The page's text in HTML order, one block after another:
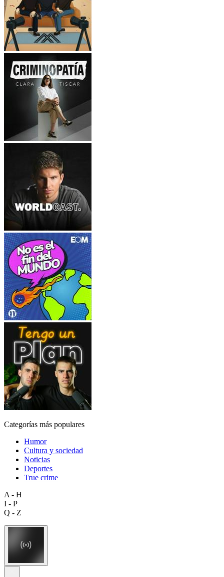
Categorías más populares
Humor
Cultura y sociedad
Noticias
Deportes
True crime
A - H
I - P
Q - Z